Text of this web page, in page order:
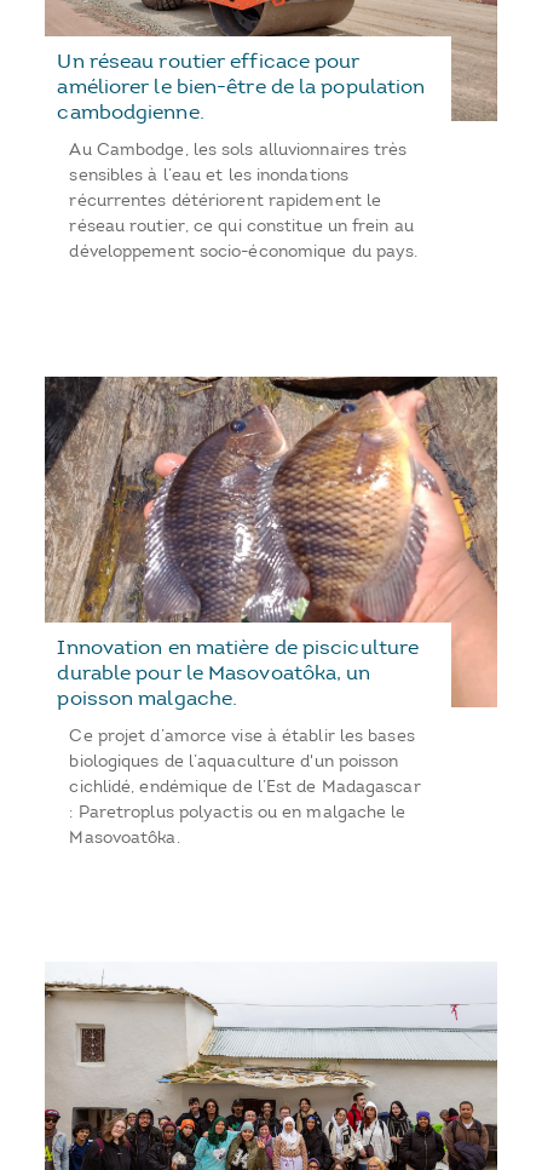
Un réseau routier efficace pour
améliorer le bien-être de la population
cambodgienne.
Au Cambodge, les sols alluvionnaires très
sensibles à l’eau et les inondations
récurrentes détériorent rapidement le
réseau routier, ce qui constitue un frein au
développement socio-économique du pays.
Innovation en matière de pisciculture
durable pour le Masovoatôka, un
poisson malgache.
Ce projet d’amorce vise à établir les bases
biologiques de l’aquaculture d'un poisson
cichlidé, endémique de l’Est de Madagascar
: Paretroplus polyactis ou en malgache le
Masovoatôka.